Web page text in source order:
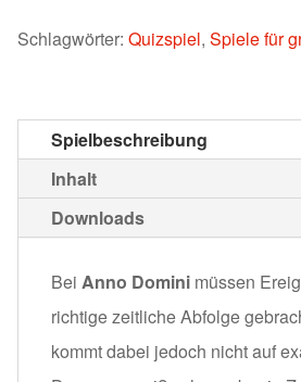
Schlagwörter: Quizspiel, Spiele für
Spielbeschreibung
Inhalt
Downloads
Bei Anno Domini müssen
richtige zeitliche Abfolge
kommt dabei jedoch nicht auf